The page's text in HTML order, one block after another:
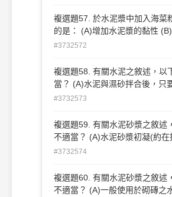
工 (C)磁磚、馬賽克磚舖貼後應
(D)面材舖貼完工後，應預貯部份
複選題57. 於水泥漿中加入海菜
的是： (A)增加水泥漿的黏性
的作用 (C)延長水泥砂漿的硬化
#3732572
複選題58. 有關水泥之敘述，以
當？ (A)水泥與濕砂拌合後，只
可於存放 2、3 天後再使用 (B)水
水份蒸發之故 (C)水泥受潮結塊
碎後再使用 (D)水泥的主要原料
#3732573
複選題59. 有關水泥砂漿之敘述
不適當？ (A)水泥砂漿初凝(約在
時)可將之重新拌合繼續使用 (B)
應以一天的使用量為度 (D)水泥
高時將縮短初凝時間 。
#3732574
複選題60. 有關水泥砂漿之敘述
不適當？ (A)一般使用於砌磚之